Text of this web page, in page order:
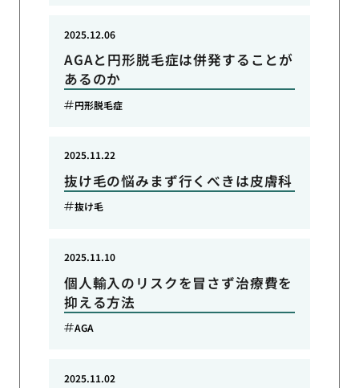
AGAと円形脱毛症は併発することが
あるのか
2025.12.06
円形脱毛症
抜け毛の悩みまず行くべきは皮膚科
2025.11.22
抜け毛
個人輸入のリスクを冒さず治療費を
抑える方法
2025.11.10
AGA
2025.11.02